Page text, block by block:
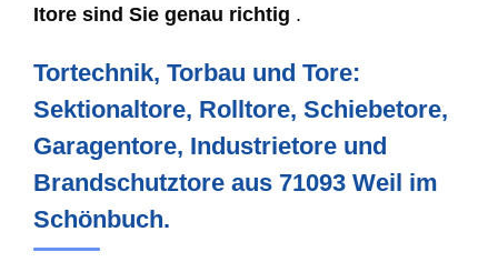
Itore sind Sie genau richtig .
Tortechnik, Torbau und Tore:
Sektionaltore, Rolltore, Schiebetore,
Garagentore, Industrietore und
Brandschutztore aus 71093 Weil im
Schönbuch.